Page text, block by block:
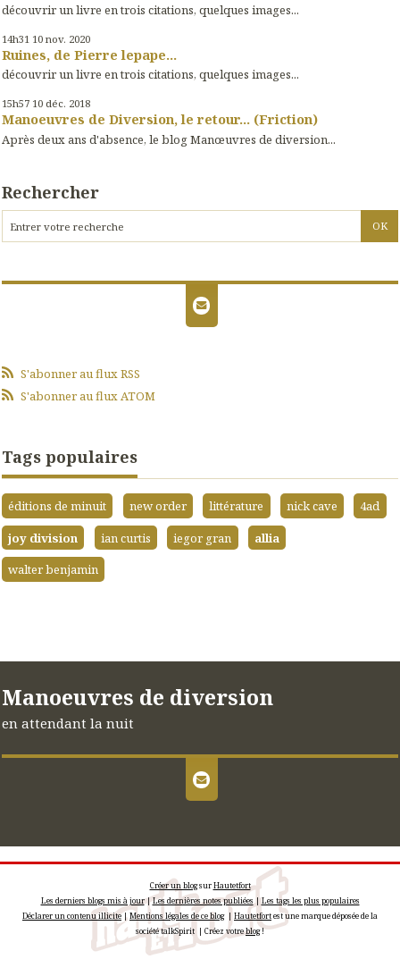
découvrir un livre en trois citations, quelques images...
14h31 10 nov. 2020
Ruines, de Pierre lepape...
découvrir un livre en trois citations, quelques images...
15h57 10 déc. 2018
Manoeuvres de Diversion, le retour... (Friction)
Après deux ans d'absence, le blog Manœuvres de diversion...
Rechercher
S'abonner au flux RSS
S'abonner au flux ATOM
Tags populaires
éditions de minuit new order littérature nick cave
4ad
joy division
ian curtis iegor gran
allia
walter benjamin
Manoeuvres de diversion
en attendant la nuit
Créer un blogsurHautetfort
Les derniers blogs mis à jour|Les dernières notes publiées |Les tags les plus populaires
Déclarer un contenu illicite|Mentions légales de ce blog| Hautetfortest une marque déposée de la
société talkSpirit | Créez votreblog!